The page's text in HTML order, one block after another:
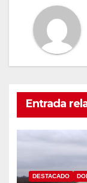
Entrada
DESTACADO